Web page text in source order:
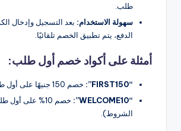
طلب.
سهولة الاستخدام: بعد التسجيل وإدخال
الدفع، يتم تطبيق الخصم تلقائيًا.
أمثلة على أكواد خصم أول طلب:
“FIRST150”:
خصم 150 جنيهًا على أول طلب.
“WELCOME10”:
خصم 10% على
الشروط).